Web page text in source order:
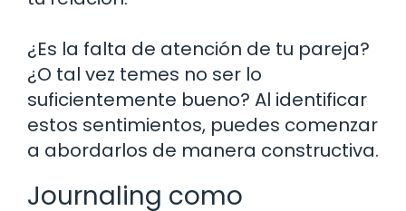
¿Es la falta de atención de tu pareja?
¿O tal vez temes no ser lo
suficientemente bueno? Al identificar
estos sentimientos, puedes comenzar
a abordarlos de manera constructiva.
Journaling como